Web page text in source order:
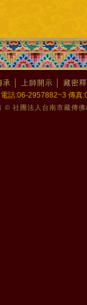
承 上師開示
藏密
話:06-2957882~3 傳
© 社團法人台南市藏傳